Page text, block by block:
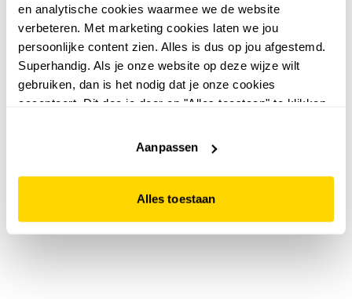
en analytische cookies waarmee we de website
verbeteren. Met marketing cookies laten we jou
persoonlijke content zien. Alles is dus op jou afgestemd.
Superhandig. Als je onze website op deze wijze wilt
gebruiken, dan is het nodig dat je onze cookies
accepteert. Dit doe je door op "Alles toestaan" te klikken.
website niet optimaal functioneert.
Aanpassen
Alles toestaan